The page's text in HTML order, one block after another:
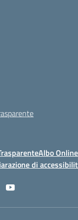
Albo Online
di